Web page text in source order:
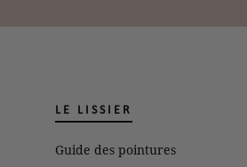
LE LISSIER
Guide des pointures